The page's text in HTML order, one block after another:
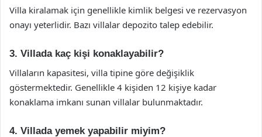
Villa kiralamak için genellikle kimlik belgesi ve rezervasyon
onayı yeterlidir. Bazı villalar depozito talep edebilir.
3. Villada kaç kişi konaklayabilir?
Villaların kapasitesi, villa tipine göre değişiklik
göstermektedir. Genellikle 4 kişiden 12 kişiye kadar
konaklama imkanı sunan villalar bulunmaktadır.
4. Villada yemek yapabilir miyim?